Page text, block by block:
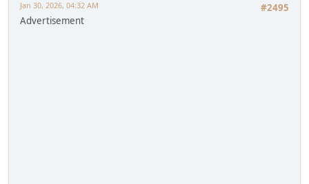
#2495
Jan 30, 2026, 04:32 AM
Advertisement